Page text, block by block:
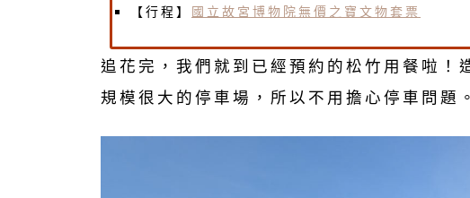
【行程】 國立故宮博物院無價之寶文物套票
追花完，我們就到已經預約的松竹用餐啦！
規模很大的停車場，所以不用擔心停車問題。